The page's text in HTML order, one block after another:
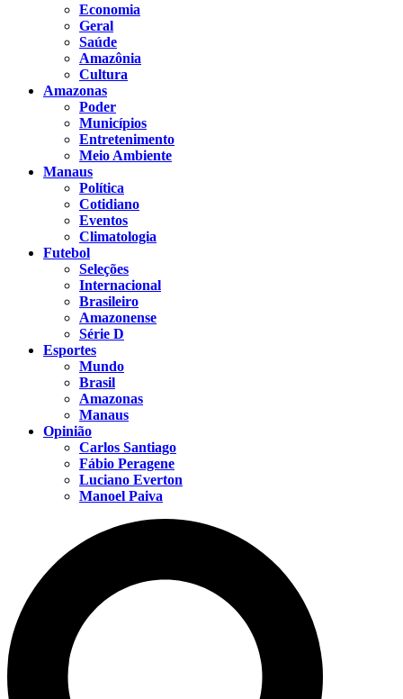
Economia
Geral
Saúde
Amazônia
Cultura
Amazonas
Poder
Municípios
Entretenimento
Meio Ambiente
Manaus
Política
Cotidiano
Eventos
Climatologia
Futebol
Seleções
Internacional
Brasileiro
Amazonense
Série D
Esportes
Mundo
Brasil
Amazonas
Manaus
Opinião
Carlos Santiago
Fábio Peragene
Luciano Everton
Manoel Paiva